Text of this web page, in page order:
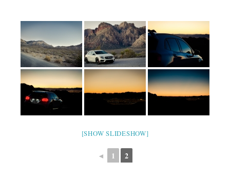
[SHOW SLIDESHOW]
◄ 1 2